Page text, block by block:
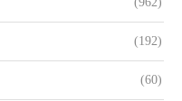
(192)
(60)